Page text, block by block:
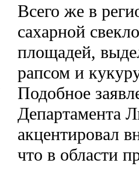
Всего же в
сахарной
площадей,
рапсом и
Подобное
Департамента
акцентировал
что в области